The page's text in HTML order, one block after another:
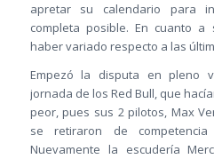
apretar su calendario para
completa posible. En cuanto a
haber variado respecto a las
Empezó la disputa en pleno
jornada de los Red Bull, que
peor, pues sus 2 pilotos, Max
se retiraron de
Nuevamente la escudería